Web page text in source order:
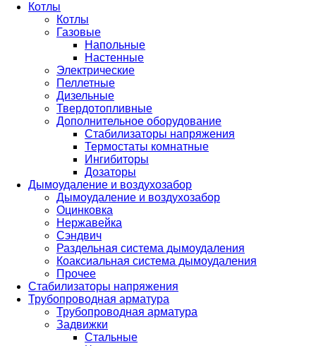
Котлы
Котлы
Газовые
Напольные
Настенные
Электрические
Пеллетные
Дизельные
Твердотопливные
Дополнительное оборудование
Стабилизаторы напряжения
Термостаты комнатные
Ингибиторы
Дозаторы
Дымоудаление и воздухозабор
Дымоудаление и воздухозабор
Оцинковка
Нержавейка
Сэндвич
Раздельная система дымоудаления
Коаксиальная система дымоудаления
Прочее
Стабилизаторы напряжения
Трубопроводная арматура
Трубопроводная арматура
Задвижки
Стальные